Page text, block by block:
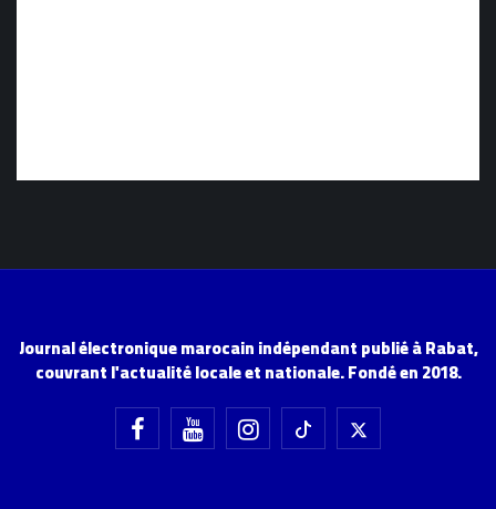
Journal électronique marocain indépendant publié à Rabat,
couvrant l'actualité locale et nationale. Fondé en 2018.